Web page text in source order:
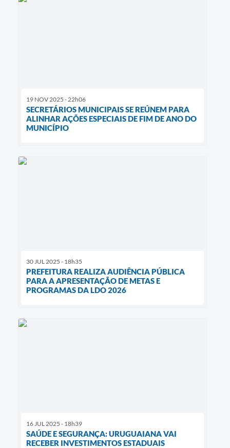
19 NOV 2025 - 22h06
SECRETÁRIOS MUNICIPAIS SE REÚNEM PARA
ALINHAR AÇÕES ESPECIAIS DE FIM DE ANO DO
MUNICÍPIO
30 JUL 2025 - 18h35
PREFEITURA REALIZA AUDIÊNCIA PÚBLICA
PARA A APRESENTAÇÃO DE METAS E
PROGRAMAS DA LDO 2026
16 JUL 2025 - 18h39
SAÚDE E SEGURANÇA: URUGUAIANA VAI
RECEBER INVESTIMENTOS ESTADUAIS